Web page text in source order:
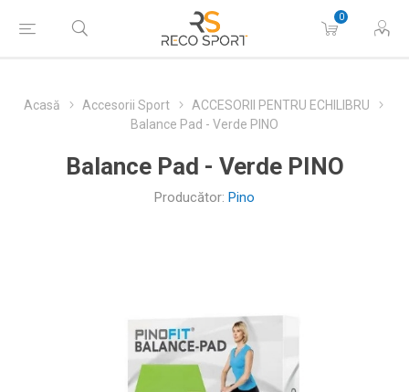
0
Acasă Accesorii Sport
ACCESORII PENTRU ECHILIBRU
Balance Pad - Verde PINO
Balance Pad - Verde PINO
Producător: Pino